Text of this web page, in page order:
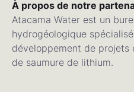
À propos de notre
Atacama Water est un
hydrogéologique
développement de projets
de saumure de lithium.